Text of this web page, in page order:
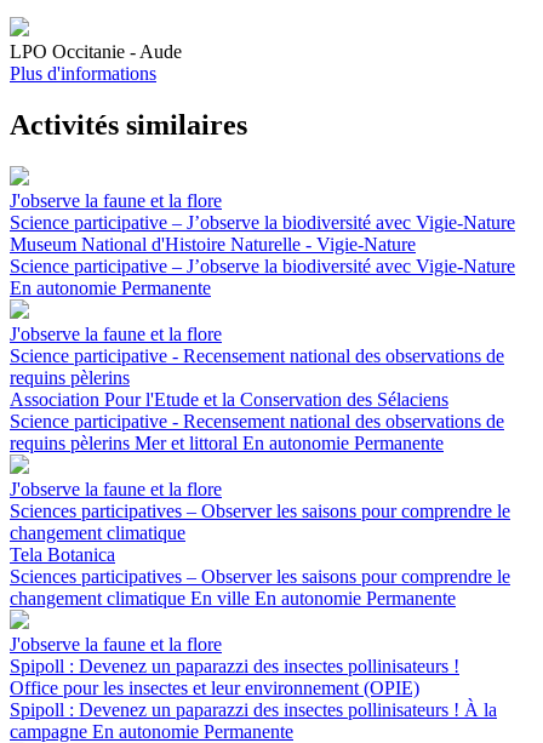
LPO Occitanie - Aude
Plus d'informations
Activités similaires
J'observe la faune et la flore
Science participative – J’observe la biodiversité avec Vigie-Nature
Museum National d'Histoire Naturelle - Vigie-Nature
Science participative – J’observe la biodiversité avec Vigie-Nature
En autonomie Permanente
J'observe la faune et la flore
Science participative - Recensement national des observations de
requins pèlerins
Association Pour l'Etude et la Conservation des Sélaciens
Science participative - Recensement national des observations de
requins pèlerins Mer et littoral En autonomie Permanente
J'observe la faune et la flore
Sciences participatives – Observer les saisons pour comprendre le
changement climatique
Tela Botanica
Sciences participatives – Observer les saisons pour comprendre le
changement climatique En ville En autonomie Permanente
J'observe la faune et la flore
Spipoll : Devenez un paparazzi des insectes pollinisateurs !
Office pour les insectes et leur environnement (OPIE)
Spipoll : Devenez un paparazzi des insectes pollinisateurs ! À la
campagne En autonomie Permanente